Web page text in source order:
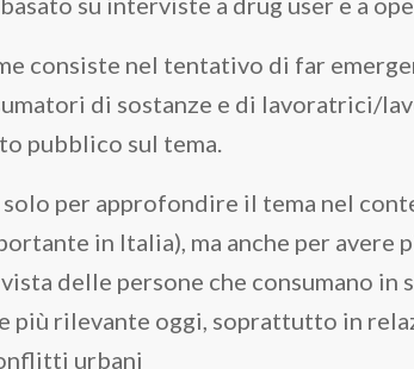
consiste nel tentativo di far
di sostanze e di lavoratrici/
pubblico sul tema.
per approfondire il tema nel
in Italia), ma anche per
delle persone che consumano
più rilevante oggi, soprattutto in
urbani